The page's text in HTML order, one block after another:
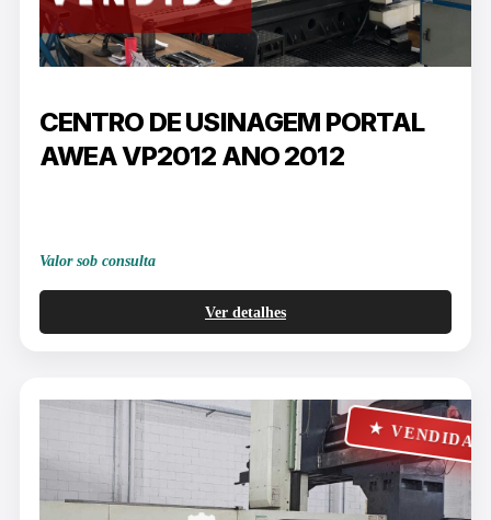
CENTRO DE USINAGEM PORTAL
AWEA VP2012 ANO 2012
Valor sob consulta
Ver detalhes
★ VENDIDA